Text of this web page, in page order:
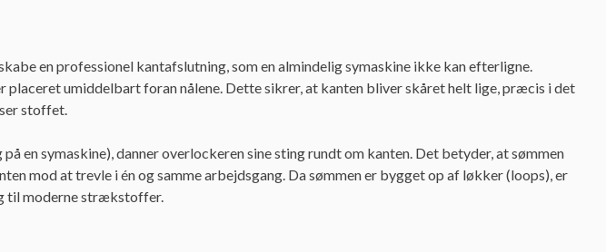
en professionel kantafslutning, som en almindelig symaskine ikke kan efterligne.
placeret umiddelbart foran nålene. Dette sikrer, at kanten bliver skåret helt lige, præcis i det
stoffet.
en symaskine), danner overlockeren sine sting rundt om kanten. Det betyder, at sømmen
mod at trevle i én og samme arbejdsgang. Da sømmen er bygget op af løkker (loops), er
til moderne strækstoffer.